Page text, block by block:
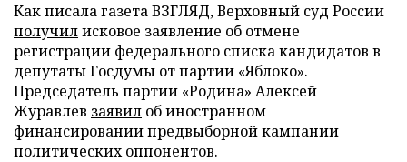
Как писала газета ВЗГЛЯД, Верховный суд России
получилисковое заявление об отмене
регистрации федерального списка кандидатов в
депутаты Госдумы от партии «Яблоко».
Председатель партии «Родина» Алексей
Журавлев заявил об иностранном
финансировании предвыборной кампании
политических оппонентов.